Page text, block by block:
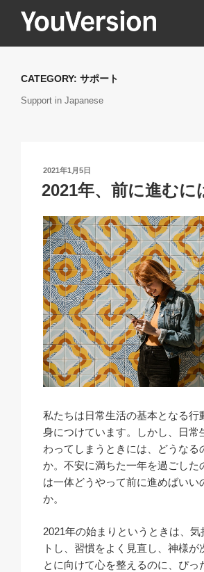
YOUVERSION
CATEGORY: サポート
Support in Japanese
投
稿
日:
2021年1月5日
2021年、前に進むに
私たちは日常生活の基本となる行
身につけています。しかし、日常
わってしまうときには、どうなる
か。不安に満ちた一年を過ごした
は一体どうやって前に進めばいい
か。
2021年の始まりというときは、気
トし、習慣をよく見直し、神様が
とに向けて心を整えるのに、ぴっ